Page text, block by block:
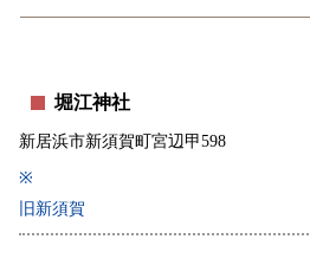
堀江神社
新居浜市新須賀町宮辺甲598
※
旧新須賀